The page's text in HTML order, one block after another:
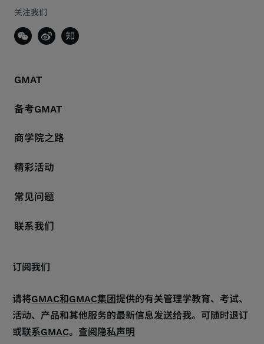
关注我们
GMAT
备考GMAT
商学院之路
精彩活动
常见问题
联系我们
订阅我们
请将GMAC和GMAC集团提供的有关管理学教育、考试、
活动、产品和其他服务的最新信息发送给我。可随时退订
或联系GMAC。 查阅隐私声明